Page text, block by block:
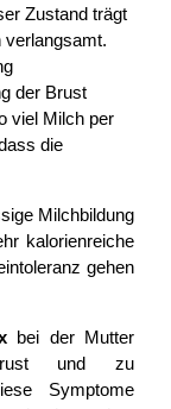
Zustand trägt
verlangsamt.
der Brust
viel Milch per
die
Milchbildung
kalorienreiche
gehen
bei der Mutter
und zu
Symptome